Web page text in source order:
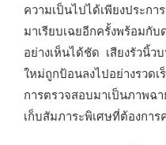
ความเป็นไปได้เพียงประก
มาเรียบเฉยอีกครั้งพร้อมกั
อย่างเห็นได้ชัด เสียงรัวนิ้
ใหม่ถูกป้อนลงไปอย่างรวด
การตรวจสอบมาเป็นภาพฉ
เก็บสัมภาระพิเศษที่ต้องกา